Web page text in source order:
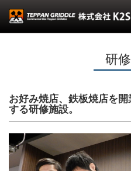
研
お好み焼店、鉄板焼店を
する研修施設。